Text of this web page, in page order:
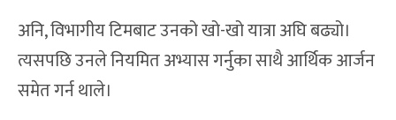
अनि, विभागीय टिमबाट उनको खो-खो यात्रा अघि बढ्यो।
त्यसपछि उनले नियमित अभ्यास गर्नुका साथै आर्थिक आर्जन
समेत गर्न थाले।